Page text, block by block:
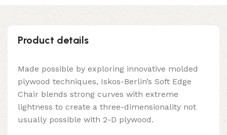
Product details
Made possible by exploring innovative molded
plywood techniques, Iskos-Berlin’s Soft Edge
Chair blends strong curves with extreme
lightness to create a three-dimensionality not
usually possible with 2-D plywood.